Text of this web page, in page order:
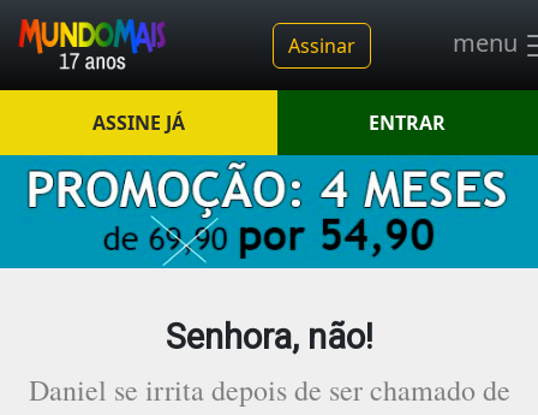
Assinar menu
ASSINE JÁ ENTRAR
Senhora, não!
Daniel se irrita depois de ser chamado de